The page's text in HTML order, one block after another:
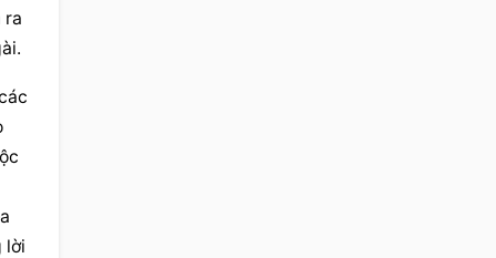
ra
lời